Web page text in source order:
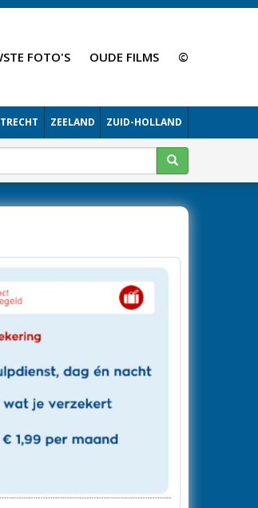
FOTO'S OUDE FILMS ©
ZEELAND ZUID-HOLLAND